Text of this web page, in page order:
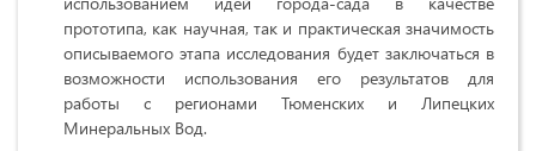
прототипа, как научная, так и практическая значимость
описываемого этапа исследования будет заключаться в
возможности использования его результатов для
работы с регионами Тюменских и Липецких
Минеральных Вод.